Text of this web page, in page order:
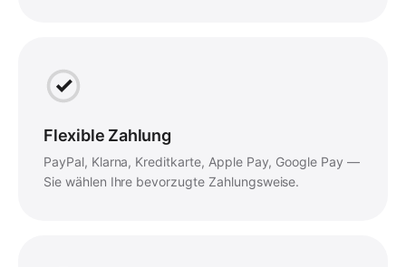
Flexible Zahlung
PayPal, Klarna, Kreditkarte, Apple Pay, Google Pay —
Sie wählen Ihre bevorzugte Zahlungsweise.